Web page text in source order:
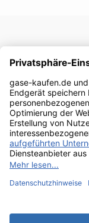
RECHTLICHES
IHR KONTO